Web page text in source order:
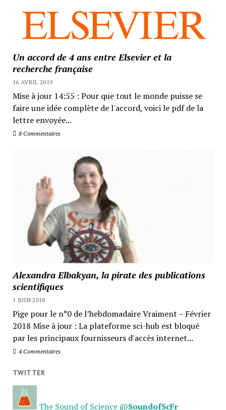
Un accord de 4 ans entre Elsevier et la
recherche française
16 AVRIL 2019
Mise à jour 14:55 : Pour que tout le monde puisse se
faire une idée complète de l'accord, voici le pdf de la
lettre envoyée...
8 Commentaires
Alexandra Elbakyan, la pirate des publications
scientifiques
1 JUIN 2018
Pige pour le n°0 de l’hebdomadaire Vraiment – Février
2018 Mise à jour : La plateforme sci-hub est bloqué
par les principaux fournisseurs d'accès internet...
4 Commentaires
TWITTER
The Sound of Science @SoundofScFr